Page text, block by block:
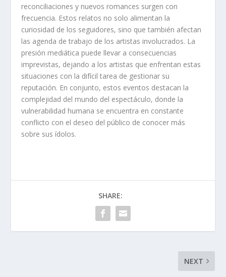
reconciliaciones y nuevos romances surgen con
frecuencia. Estos relatos no solo alimentan la
curiosidad de los seguidores, sino que también afectan
las agenda de trabajo de los artistas involucrados. La
presión mediática puede llevar a consecuencias
imprevistas, dejando a los artistas que enfrentan estas
situaciones con la difícil tarea de gestionar su
reputación. En conjunto, estos eventos destacan la
complejidad del mundo del espectáculo, donde la
vulnerabilidad humana se encuentra en constante
conflicto con el deseo del público de conocer más
sobre sus ídolos.
SHARE:
NEXT